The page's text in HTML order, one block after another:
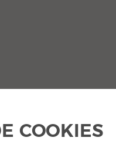
COOKIES